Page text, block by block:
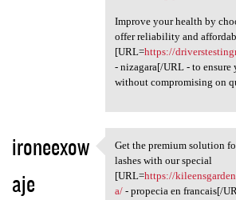
Improve your health by
offer reliability and
[URL=https://
- nizagara[/URL - to
without compromising on
ironeexow
aje
Get the premium
Get the premium solution
lashes with our special
[URL=https://
a/- propecia en francais[/